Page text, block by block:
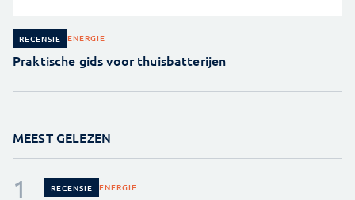
RECENSIE ENERGIE
Praktische gids voor thuisbatterijen
MEEST GELEZEN
RECENSIE ENERGIE